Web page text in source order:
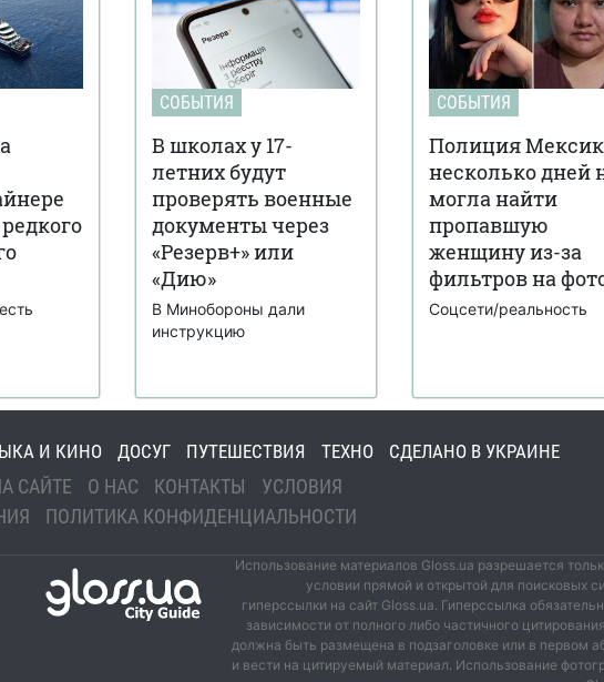
СОБЫТИЯ
В школах у 17-
летних будут
проверять военные
документы через
«Резерв+» или
«Дию»
В Минобороны дали
инструкцию
СОБЫТИЯ
Полиция
несколько дней
могла найти
пропавшую
женщину из-за
фильтров на
Соцсети/реальность
И КИНО ДОСУГ ПУТЕШЕСТВИЯ ТЕХНО СДЕЛАНО В УКРАИНЕ
САЙТЕ О НАС КОНТАКТЫ
УСЛОВИЯ
ПОЛИТИКА КОНФИДЕНЦИАЛЬНОСТИ
Использование материалов Gloss.ua разрешается
условии прямой и открытой для поисковых
гиперссылки на сайт Gloss.ua. Гиперссылка
зависимости от полного либо частичного
должна быть размещена в подзаголовке или в первом
и вести на цитируемый материал. Использование